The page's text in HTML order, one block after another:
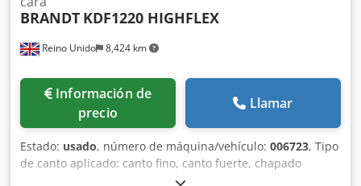
Reino Unido 8,424 km
BRANDT KDF1220 HIGHFLEX
Información de
precio
Llamar
Estado: usado, número de máquina/vehículo: 006723, Tipo
de canto aplicado: canto fino, canto fuerte, chapado
Sistema de unión: EVA Fresado de juntas: sí Unidad